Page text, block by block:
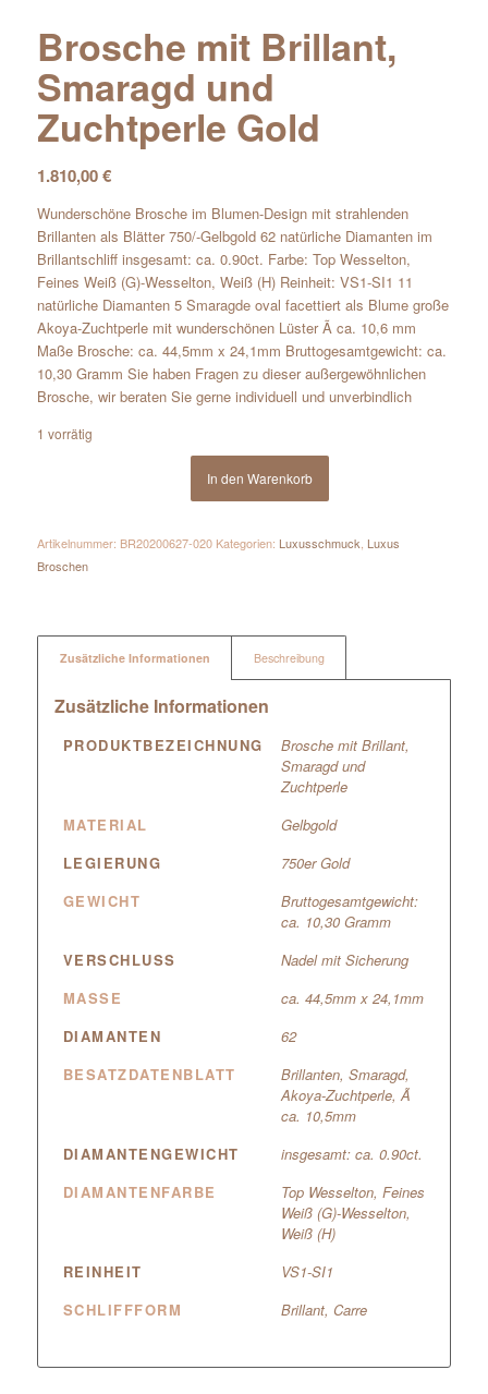
Brosche mit Brillant,
Smaragd und
Zuchtperle Gold
1.810,00€
Wunderschöne Brosche im Blumen-Design mit strahlenden
Brillanten als Blätter 750/-Gelbgold 62 natürliche Diamanten im
Brillantschliff insgesamt: ca. 0.90ct. Farbe: Top Wesselton,
Feines Weiß (G)-Wesselton, Weiß (H) Reinheit: VS1-SI1 11
natürliche Diamanten 5 Smaragde oval facettiert als Blume große
Akoya-Zuchtperle mit wunderschönen Lüster Ã ca. 10,6 mm
Maße Brosche: ca. 44,5mm x 24,1mm Bruttogesamtgewicht: ca.
10,30 Gramm Sie haben Fragen zu dieser außergewöhnlichen
Brosche, wir beraten Sie gerne individuell und unverbindlich
1 vorrätig
In den Warenkorb
Artikelnummer: BR20200627-020 Kategorien: Luxusschmuck Luxus
Broschen
Zusätzliche Informationen Beschreibung
Zusätzliche Informationen
PRODUKTBEZEICHNUNG
Brosche mit Brillant,
Smaragd und
Zuchtperle
MATERIAL
Gelbgold
LEGIERUNG
750er Gold
GEWICHT
Bruttogesamtgewicht:
ca. 10,30 Gramm
VERSCHLUSS
Nadel mit Sicherung
MASSE
ca. 44,5mm x 24,1mm
DIAMANTEN
62
BESATZDATENBLATT
Brillanten, Smaragd,
Akoya-Zuchtperle, Ã
ca. 10,5mm
DIAMANTENGEWICHT
insgesamt: ca. 0.90ct.
DIAMANTENFARBE
Top Wesselton, Feines
Weiß (G)-Wesselton,
Weiß (H)
REINHEIT
VS1-SI1
SCHLIFFFORM
Brillant, Carre